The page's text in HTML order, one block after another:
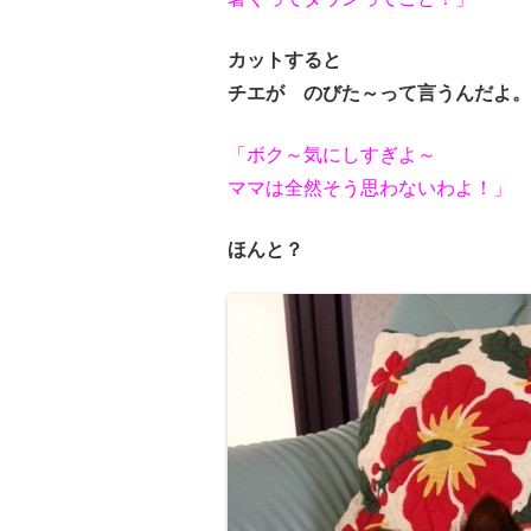
カットすると
チエが のびた～って言うんだよ
「ボク～気にしすぎよ～
ママは全然そう思わないわよ！」
ほんと？